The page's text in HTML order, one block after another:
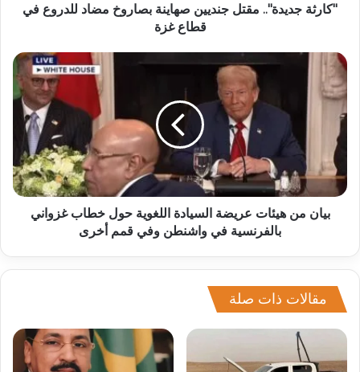
"كارثة جديدة".. مقتل جنديين صهاينة بصاروخ مضاد للدروع في
قطاع غزة
بيان من هيئات عريضة السيادة اللغوية حول خطاب غزواني
بالفرنسية في واشنطن وفي قمم أخرى
مقالات ذات صلة